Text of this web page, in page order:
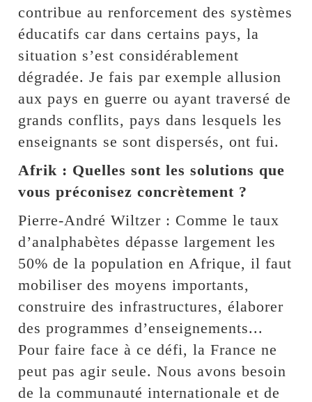
contribue au renforcement des systèmes
éducatifs car dans certains pays, la
situation s’est considérablement
dégradée. Je fais par exemple allusion
aux pays en guerre ou ayant traversé de
grands conflits, pays dans lesquels les
enseignants se sont dispersés, ont fui.
Afrik : Quelles sont les solutions que
vous préconisez concrètement ?
Pierre-André Wiltzer : Comme le taux
d’analphabètes dépasse largement les
50% de la population en Afrique, il faut
mobiliser des moyens importants,
construire des infrastructures, élaborer
des programmes d’enseignements...
Pour faire face à ce défi, la France ne
peut pas agir seule. Nous avons besoin
de la communauté internationale et de